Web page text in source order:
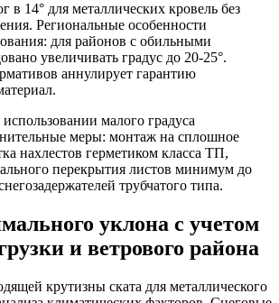
в 14° для металлических кровель без
Региональные особенности
для районов с обильными
увеличивать градус до 20-25°.
аннулирует гарантию
малого градуса
меры: монтаж на сплошное
нахлестов герметиком класса ТП,
перекрытия листов минимум до
трубчатого типа.
уклона с учетом
и ветрового района
крутизны ската для металлического